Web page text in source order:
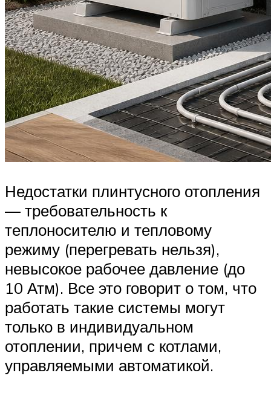
Недостатки плинтусного отопления
— требовательность к
теплоносителю и тепловому
режиму (перегревать нельзя),
невысокое рабочее давление (до
10 Атм). Все это говорит о том, что
работать такие системы могут
только в индивидуальном
отоплении, причем с котлами,
управляемыми автоматикой.